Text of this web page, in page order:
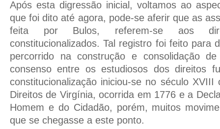
Após esta digressão inicial, voltamos ao
que foi dito até agora, pode-se aferir que as
feita por Bulos, referem-se aos
constitucionalizados. Tal registro foi feito para
percorrido na construção e consolidação
consenso entre os estudiosos dos direitos
constitucionalização iniciou-se no século
Direitos de Virgínia, ocorrida em 1776 e a
Homem e do Cidadão, porém, muitos
que se chegasse a este ponto.